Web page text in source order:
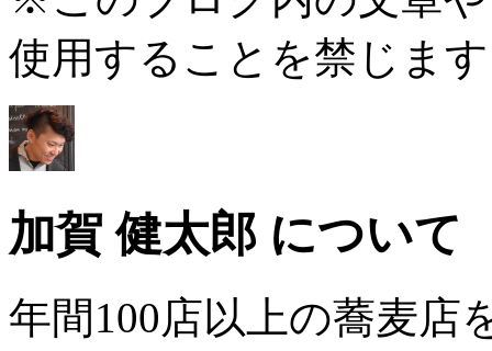
使用することを禁じま
加賀 健太郎 について
年間100店以上の蕎麦店